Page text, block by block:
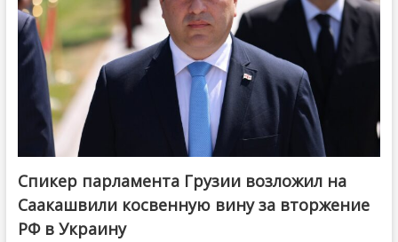
Спикер парламента Грузии возложил на
Саакашвили косвенную вину за вторжение
РФ в Украину